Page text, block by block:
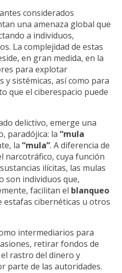
considerados
una amenaza global que
a individuos,
La complejidad de estas
en gran medida, en la
para explotar
y sistémicas, así como para
que el ciberespacio puede
delictivo, emerge una
paradójica: la “mula
la “mula”. A diferencia de
narcotráfico, cuya función
ilícitas, las mulas
son individuos que,
facilitan el blanqueo
estafas cibernéticas u otros
intermediarios para
retirar fondos de
rastro del dinero y
parte de las autoridades.